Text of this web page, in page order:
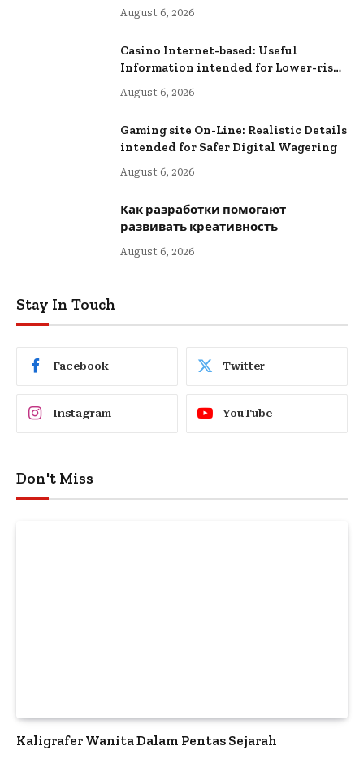
August 6, 2026
Casino Internet-based: Useful
Information intended for Lower-risk
Online Wagering
August 6, 2026
Gaming site On-Line: Realistic Details
intended for Safer Digital Wagering
August 6, 2026
Как разработки помогают
развивать креативность
August 6, 2026
Stay In Touch
Facebook Twitter
Instagram YouTube
Don't Miss
Kaligrafer Wanita Dalam Pentas Sejarah